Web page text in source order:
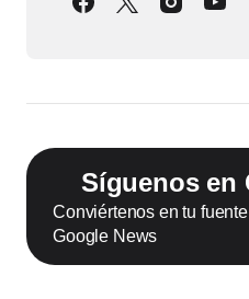
Síguenos en
Conviértenos en tu
Google News